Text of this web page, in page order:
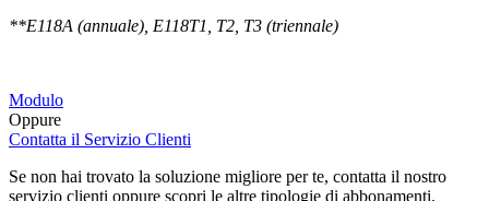
**E118A (annuale), E118T1, T2, T3 (triennale)
Modulo
Oppure
Contatta il Servizio Clienti
Se non hai trovato la soluzione migliore per te, contatta il nostro
servizio clienti oppure scopri le altre tipologie di abbonamenti.